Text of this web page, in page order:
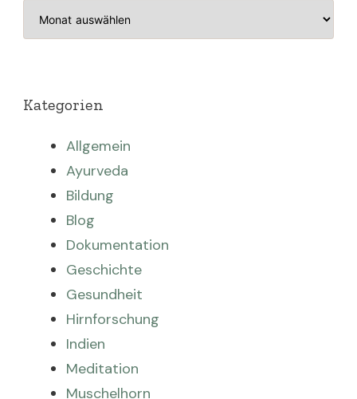
Archiv
Kategorien
Allgemein
Ayurveda
Bildung
Blog
Dokumentation
Geschichte
Gesundheit
Hirnforschung
Indien
Meditation
Muschelhorn